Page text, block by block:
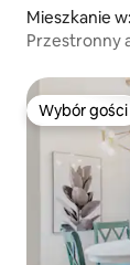
Mieszkanie
Przestronny
Wybór gości
Wybór gości